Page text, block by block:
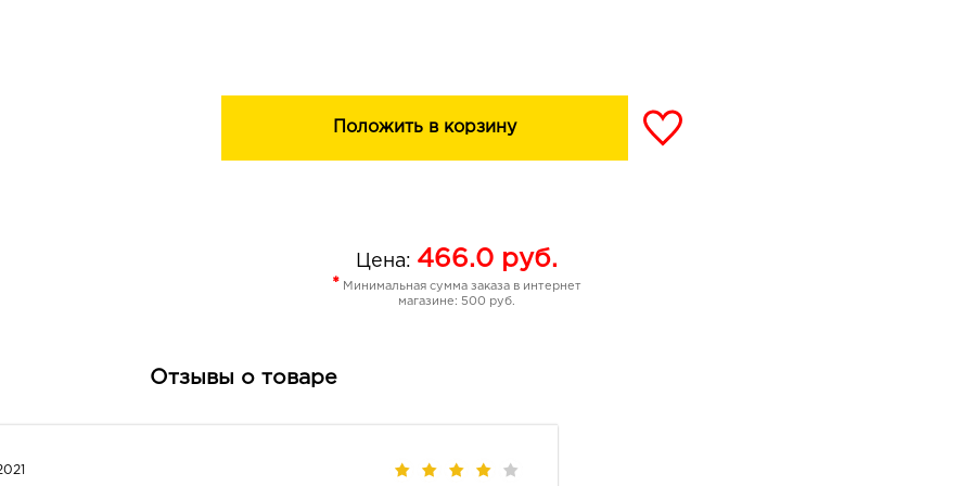
Не содержит парабенов, отдушки, масел, ТЕА, парафина
Положить в корзину
Цена: 466.0 руб.
* Минимальная сумма заказа в интернет
магазине: 500 руб.
Отзывы о товаре